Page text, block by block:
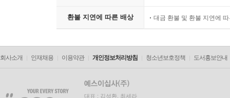
환불 지연에 따른 배상 대금 환불 및 환불 지연에
회사소개 인재채용 이용약관 개인정보처리방침 청소년보호정책 도서홍보안내
대표 : 김석환, 최세라